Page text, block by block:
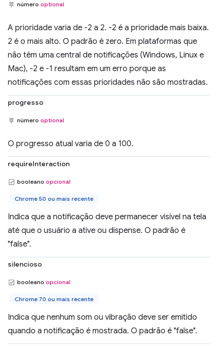
número optional
A prioridade varia de -2 a 2. -2 é a prioridade mais baixa.
2 é o mais alto. O padrão é zero. Em plataformas que
não têm uma central de notificações (Windows, Linux e
Mac), -2 e -1 resultam em um erro porque as
notificações com essas prioridades não são mostradas.
progresso
número optional
O progresso atual varia de 0 a 100.
requireInteraction
booleano opcional
Chrome 50 ou mais recente
Indica que a notificação deve permanecer visível na tela
até que o usuário a ative ou dispense. O padrão é
"false".
silencioso
booleano opcional
Chrome 70 ou mais recente
Indica que nenhum som ou vibração deve ser emitido
quando a notificação é mostrada. O padrão é "false".